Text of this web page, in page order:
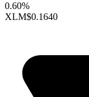
0.60%
XLM$0.1640